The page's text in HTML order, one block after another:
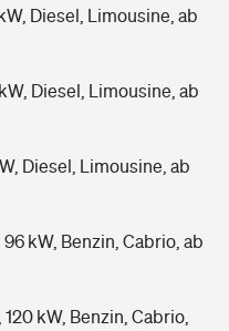
Diesel, Limousine, ab
Diesel, Limousine, ab
Diesel, Limousine, ab
kW, Benzin, Cabrio, ab
kW, Benzin, Cabrio,